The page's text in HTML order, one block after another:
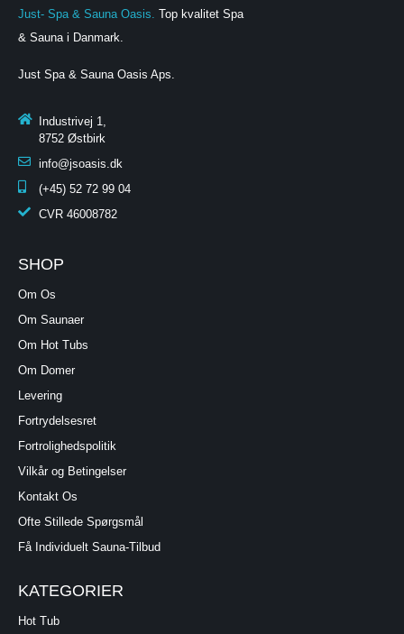
Just- Spa & Sauna Oasis. Top kvalitet Spa
& Sauna i Danmark.
Just Spa & Sauna Oasis Aps
Industrivej 1,
8752 Østbirk
info@jsoasis.dk
(+45) 52 72 99 04
CVR 46008782
SHOP
Om Os
Om Saunaer
Om Hot Tubs
Om Domer
Levering
Fortrydelsesret
Fortrolighedspolitik
Vilkår og Betingelser
Kontakt Os
Ofte Stillede Spørgsmål
Få Individuelt Sauna-Tilbud
KATEGORIER
Hot Tub